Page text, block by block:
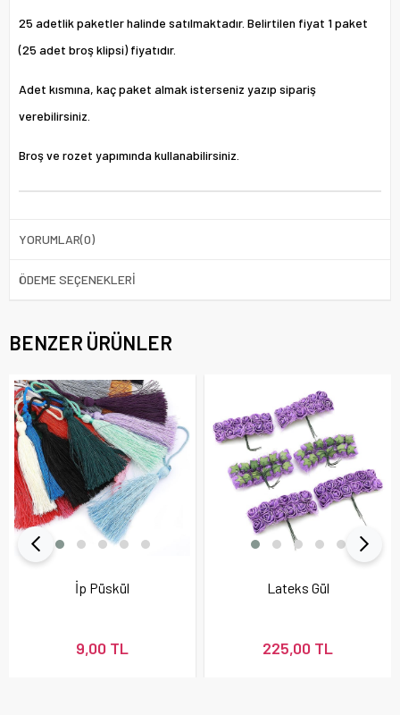
25 adetlik paketler halinde satılmaktadır. Belirtilen fiyat 1 paket
(25 adet broş klipsi) fiyatıdır.
Adet kısmına, kaç paket almak isterseniz yazıp sipariş
verebilirsiniz.
Broş ve rozet yapımında kullanabilirsiniz.
YORUMLAR(0)
ÖDEME SEÇENEKLERI
BENZER ÜRÜNLER
İp Püskül
9,00 TL
Lateks Gül
225,00 TL